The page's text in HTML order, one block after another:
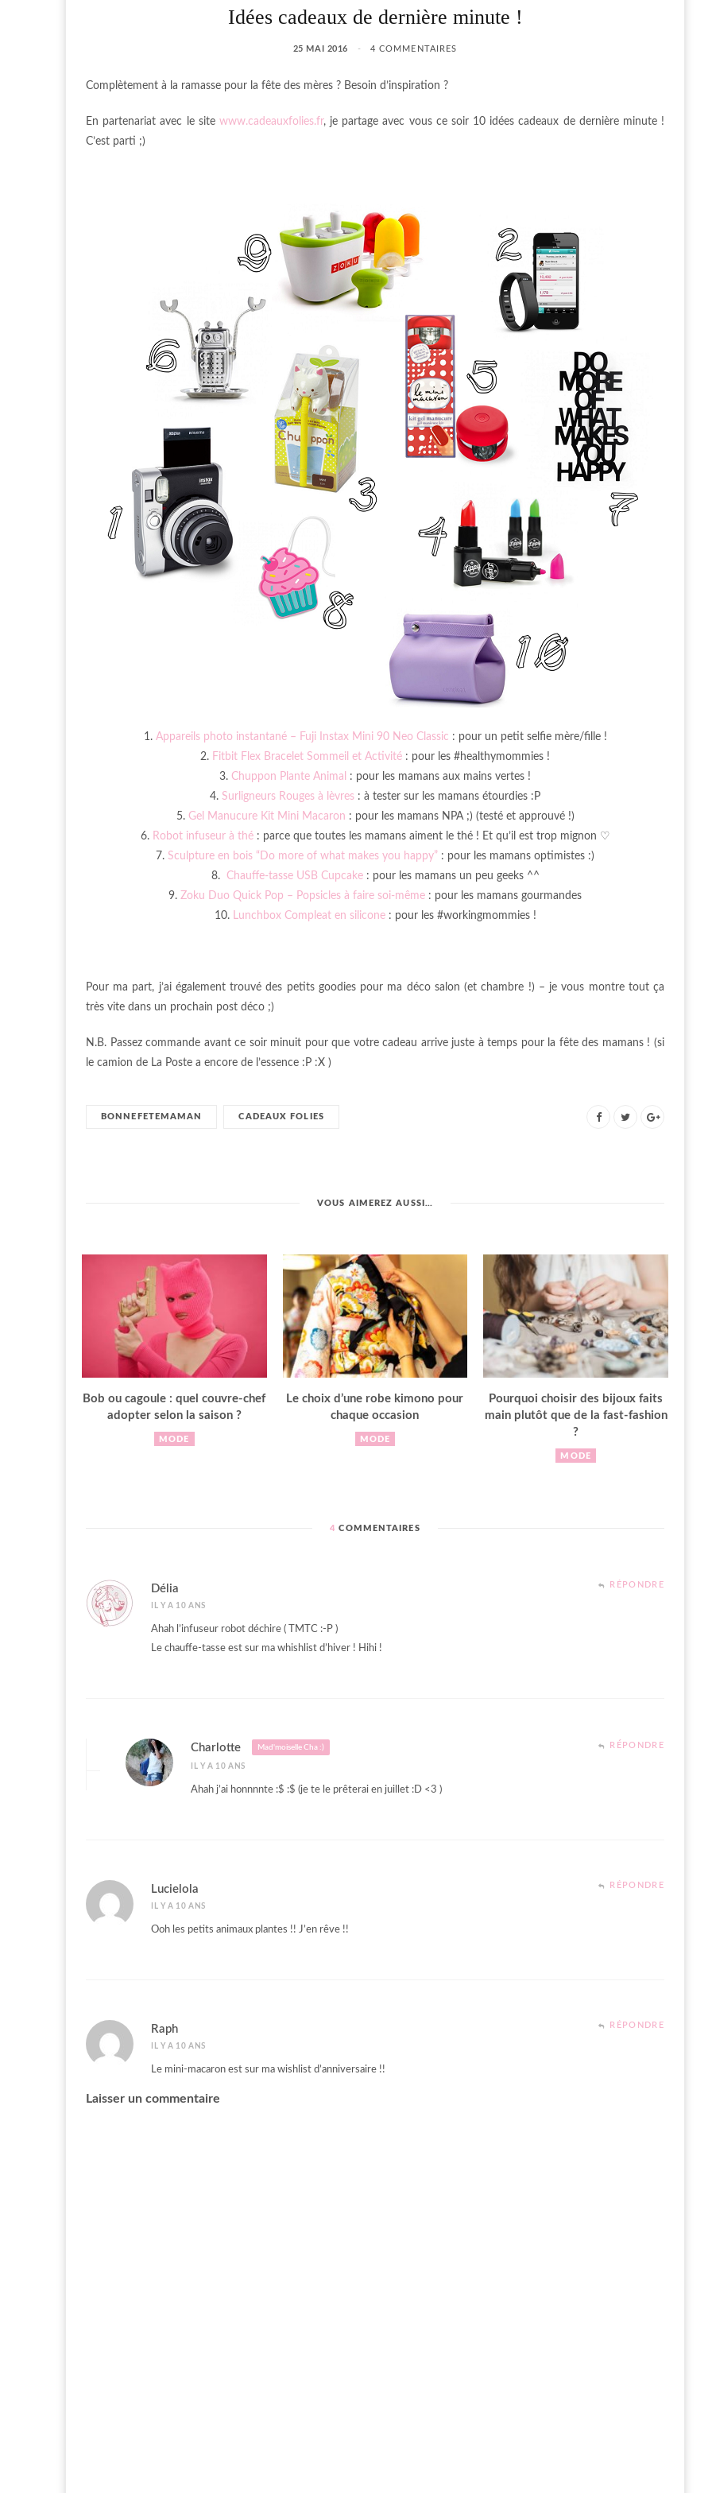
Idées cadeaux de dernière minute !
25 MAI 2016 4 COMMENTAIRES
Complètement à la ramasse pour la fête des mères ? Besoin d’inspiration ?
En partenariat avec le site www.cadeauxfolies.fr, je partage avec vous ce soir 10 idées cadeaux de dernière minute !
C’est parti ;)
1. Appareils photo instantané – Fuji Instax Mini 90 Neo Classic : pour un petit selfie mère/fille !
2. Fitbit Flex Bracelet Sommeil et Activité : pour les #healthymommies !
3. Chuppon Plante Animal
: pour les mamans aux mains vertes !
4. Surligneurs Rouges à lèvres : à tester sur les mamans étourdies :P
5. Gel Manucure Kit Mini Macaron : pour les mamans NPA ;) (testé et approuvé !)
6. Robot infuseur à thé: parce que toutes les mamans aiment le thé ! Et qu’il est trop mignon ♡
7. Sculpture en bois “Do more of what makes you happy” : pour les mamans optimistes :)
8. Chauffe-tasse USB Cupcake: pour les mamans un peu geeks ^^
9. Zoku Duo Quick Pop – Popsicles à faire soi-même : pour les mamans gourmandes
10. Lunchbox Compleat en silicone: pour les #workingmommies !
Pour ma part, j’ai également trouvé des petits goodies pour ma déco salon (et chambre !) – je vous montre tout ça
très vite dans un prochain post déco ;)
N.B. Passez commande avant ce soir minuit pour que votre cadeau arrive juste à temps pour la fête des mamans ! (si
le camion de La Poste a encore de l’essence :P :X )
BONNEFETEMAMAN CADEAUX FOLIES
VOUS AIMEREZ AUSSI…
Bob ou cagoule : quel couvre-chef
adopter selon la saison ?
MODE
Le choix d’une robe kimono pour
chaque occasion
MODE
Pourquoi choisir des bijoux faits
main plutôt que de la fast-fashion
?
MODE
4 COMMENTAIRES
Délia
IL Y A 10 ANS
RÉPONDRE
Ahah l’infuseur robot déchire ( TMTC :-P )
Le chauffe-tasse est sur ma whishlist d’hiver ! Hihi !
Charlotte Mad'moiselle Cha :)
IL Y A 10 ANS
RÉPONDRE
Ahah j’ai honnnnte :$ :$ (je te le prêterai en juillet :D <3 )
Lucielola
IL Y A 10 ANS
RÉPONDRE
Ooh les petits animaux plantes !! J’en rêve !!
Raph
IL Y A 10 ANS
RÉPONDRE
Le mini-macaron est sur ma wishlist d’anniversaire !!
Laisser un commentaire